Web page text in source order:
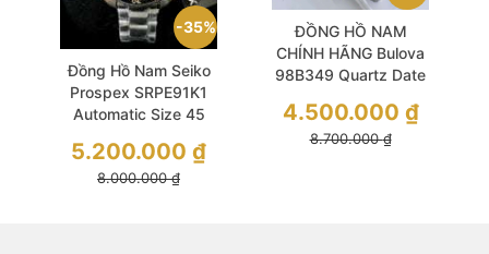
35%
Đồng Hồ Nam Seiko
Prospex SRPE91K1
Automatic Size 45
Edition Like New
8.000.000₫
5.200.000 ₫
ĐỒNG HỒ NAM
CHÍNH HÃNG Bulova
98B349 Quartz Date
Silver Stainless Steel
For Men
8.700.000₫
4.500.000 ₫